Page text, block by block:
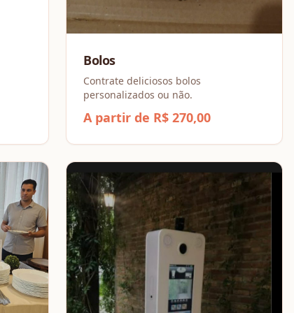
Bolos
Contrate deliciosos bolos
personalizados ou não.
A partir de R$ 270,00